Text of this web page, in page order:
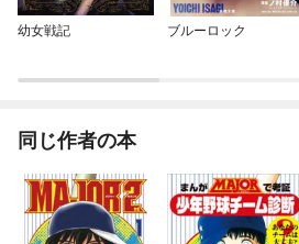
幼女戦記 ブルーロック
同じ作者の本